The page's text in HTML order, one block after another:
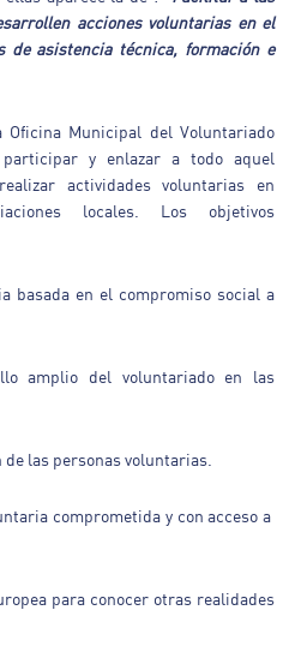
acciones voluntarias en el
de asistencia técnica, formación e
Municipal del Voluntariado
y enlazar a todo aquel
actividades voluntarias en
locales. Los objetivos
en el compromiso social a
amplio del voluntariado en las
las personas voluntarias.
comprometida y con acceso a
para conocer otras realidades